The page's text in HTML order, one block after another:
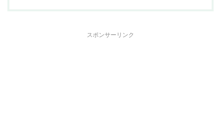
スポンサーリンク